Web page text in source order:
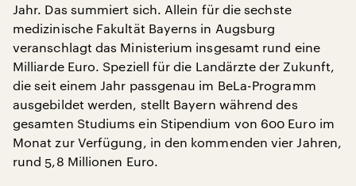
Jahr. Das summiert sich. Allein für die sechste
medizinische Fakultät Bayerns in Augsburg
veranschlagt das Ministerium insgesamt rund eine
Milliarde Euro. Speziell für die Landärzte der Zukunft,
die seit einem Jahr passgenau im BeLa-Programm
ausgebildet werden, stellt Bayern während des
gesamten Studiums ein Stipendium von 600 Euro im
Monat zur Verfügung, in den kommenden vier Jahren,
rund 5,8 Millionen Euro.